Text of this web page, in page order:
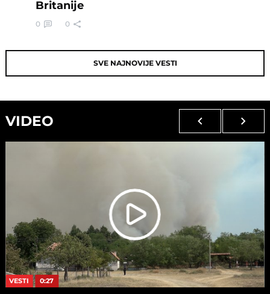
Britanije
0 0
SVE NAJNOVIJE VESTI
VIDEO
VESTI 0:27